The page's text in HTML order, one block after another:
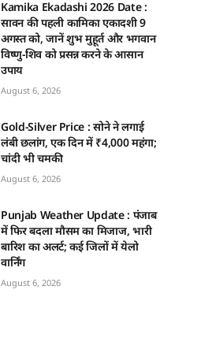
Kamika Ekadashi 2026 Date :
सावन की पहली कामिका एकादशी 9
अगस्त को, जानें शुभ मुहूर्त और भगवान
विष्णु-शिव को प्रसन्न करने के आसान
उपाय
August 6, 2026
Gold-Silver Price : सोने ने लगाई
लंबी छलांग, एक दिन में ₹4,000 महंगा;
चांदी भी चमकी
August 6, 2026
Punjab Weather Update : पंजाब
में फिर बदला मौसम का मिजाज, भारी
बारिश का अलर्ट; कई जिलों में येलो
वार्निंग
August 6, 2026